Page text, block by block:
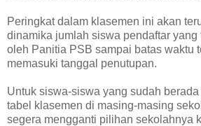
Peringkat dalam klasemen ini akan
dinamika jumlah siswa pendaftar yang
oleh Panitia PSB sampai batas waktu
memasuki tanggal penutupan.
Untuk siswa-siswa yang sudah
tabel klasemen di masing-masing
segera mengganti pilihan sekolahnya